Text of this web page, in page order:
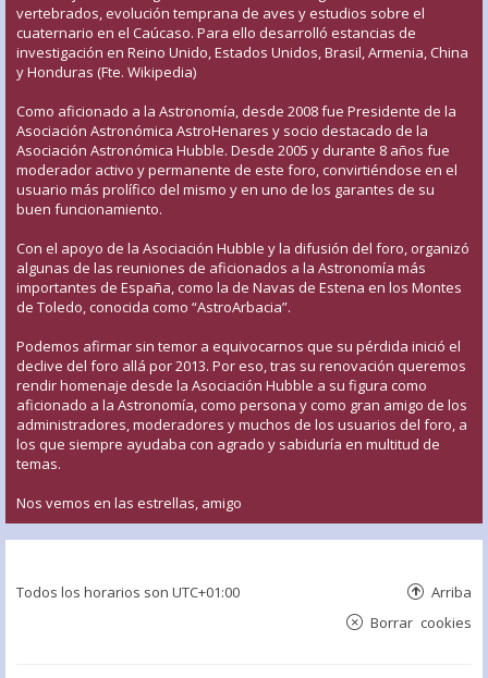
vertebrados, evolución temprana de aves y estudios sobre el
cuaternario en el Caúcaso. Para ello desarrolló estancias de
investigación en Reino Unido, Estados Unidos, Brasil, Armenia, China
y Honduras (Fte. Wikipedia)
Como aficionado a la Astronomía, desde 2008 fue Presidente de la
Asociación Astronómica AstroHenares y socio destacado de la
Asociación Astronómica Hubble. Desde 2005 y durante 8 años fue
moderador activo y permanente de este foro, convirtiéndose en el
usuario más prolífico del mismo y en uno de los garantes de su
buen funcionamiento.
Con el apoyo de la Asociación Hubble y la difusión del foro, organizó
algunas de las reuniones de aficionados a la Astronomía más
importantes de España, como la de Navas de Estena en los Montes
de Toledo, conocida como “AstroArbacia”.
Podemos afirmar sin temor a equivocarnos que su pérdida inició el
declive del foro allá por 2013. Por eso, tras su renovación queremos
rendir homenaje desde la Asociación Hubble a su figura como
aficionado a la Astronomía, como persona y como gran amigo de los
administradores, moderadores y muchos de los usuarios del foro, a
los que siempre ayudaba con agrado y sabiduría en multitud de
temas.
Nos vemos en las estrellas, amigo
Todos los horarios son UTC+01:00 Arriba
Borrar cookies